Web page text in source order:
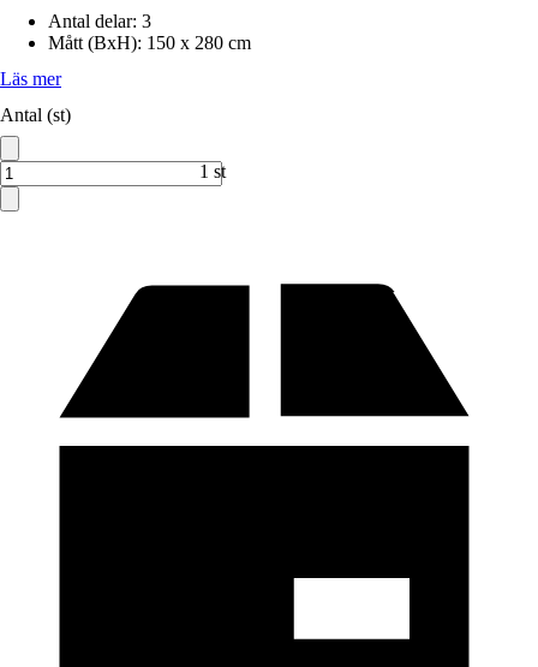
Antal delar: 3
Mått (BxH): 150 x 280 cm
Läs mer
Antal (st)
1 st